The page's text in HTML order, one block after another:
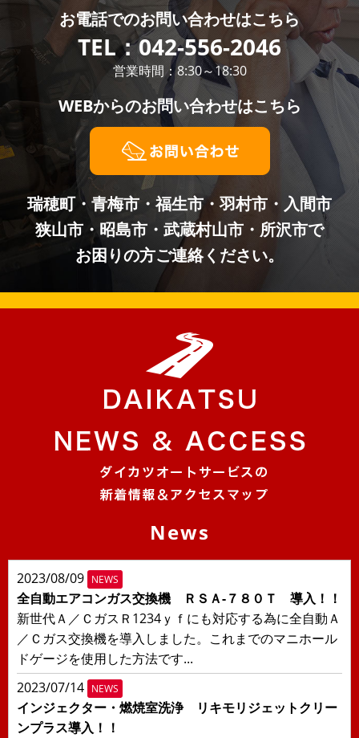
お電話でのお問い合わせはこちら
TEL：042-556-2046
営業時間：8:30～18:30
WEBからのお問い合わせはこちら
瑞穂町・青梅市・福生市・羽村市・入間市
狭山市・昭島市・武蔵村山市・所沢市で
お困りの方ご連絡ください。
News
2023/08/09 NEWS
全自動エアコンガス交換機 ＲＳＡ-７８０Ｔ 導入！！
新世代Ａ／ＣガスＲ1234ｙｆにも対応する為に全自動Ａ
／Ｃガス交換機を導入しました。これまでのマニホール
ドゲージを使用した方法です...
2023/07/14 NEWS
インジェクター・燃焼室洗浄 リキモリジェットクリー
ンプラス導入！！